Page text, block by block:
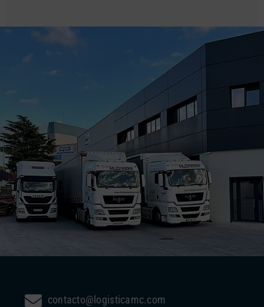
contacto@logisticamc.com